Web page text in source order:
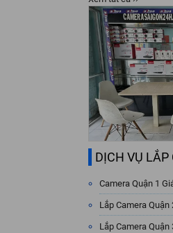
DỊCH VỤ LẮP
Camera Quận 1
Lắp Camera Quận
Lắp Camera Quận